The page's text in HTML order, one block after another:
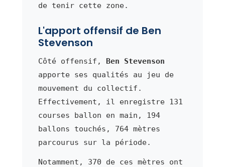
de tenir cette zone.
L'apport offensif de Ben
Stevenson
Côté offensif, Ben Stevenson
apporte ses qualités au jeu de
mouvement du collectif.
Effectivement, il enregistre 131
courses ballon en main, 194
ballons touchés, 764 mètres
parcourus sur la période.
Notamment, 370 de ces mètres ont